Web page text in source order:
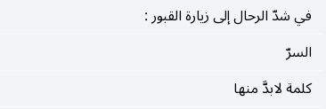
في شدّ الرحال إلى زيارة القبور :
السرّ
كلمة لابدَّ منها